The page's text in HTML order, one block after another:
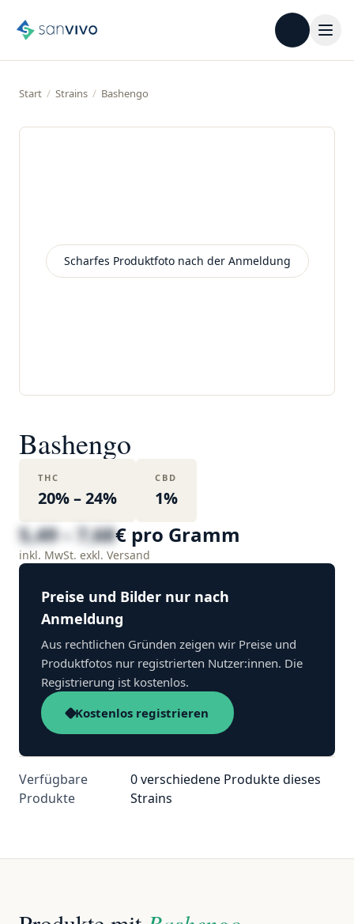
Start / Strains / Bashengo
Scharfes Produktfoto nach der Anmeldung
Bashengo
THC
20% – 24%
CBD
1%
5,49 – 7,68€ pro Gramm
inkl. MwSt. exkl. Versand
Preise und Bilder nur nach
Anmeldung
Aus rechtlichen Gründen zeigen wir Preise und
Produktfotos nur registrierten Nutzer:innen. Die
Registrierung ist kostenlos.
Kostenlos registrieren
Verfügbare
Produkte
0 verschiedene Produkte dieses
Strains